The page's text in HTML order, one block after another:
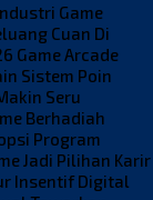
Game
Cuan Di
Game Arcade
Sistem Poin
Seru
Berhadiah
Program
Jadi Pilihan Karir
Insentif Digital